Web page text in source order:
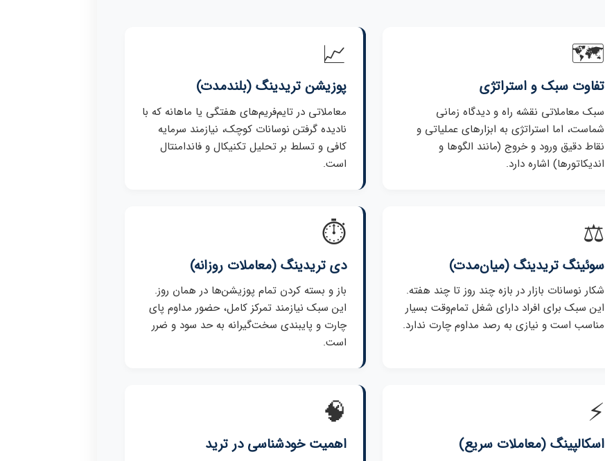
🗺️
تفاوت سبک و استراتژی
سبک معاملاتی نقشه راه و دیدگاه زمانی
شماست، اما استراتژی به ابزارهای عملیاتی و
نقاط دقیق ورود و خروج (مانند الگوها و
اندیکاتورها) اشاره دارد.
📈
پوزیشن تریدینگ (بلندمدت)
معاملاتی در تایم‌فریم‌های هفتگی یا ماهانه که با
نادیده گرفتن نوسانات کوچک، نیازمند سرمایه
کافی و تسلط بر تحلیل تکنیکال و فاندامنتال
است.
⚖️
سوئینگ تریدینگ (میان‌مدت)
شکار نوسانات بازار در بازه چند روز تا چند هفته.
این سبک برای افراد دارای شغل تمام‌وقت بسیار
مناسب است و نیازی به رصد مداوم چارت ندارد.
⏱️
دی تریدینگ (معاملات روزانه)
باز و بسته کردن تمام پوزیشن‌ها در همان روز.
این سبک نیازمند تمرکز کامل، حضور مداوم پای
چارت و پایبندی سخت‌گیرانه به حد سود و ضرر
است.
⚡
اسکالپینگ (معاملات سریع)
🧠
اهمیت خودشناسی در ترید